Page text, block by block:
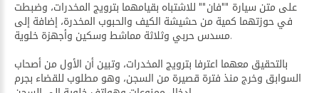
على متن سيارة ""فان"" للاشتباه بقيامهما بترويج المخدرات، وضبطت
في حوزتهما كمية من حشيشة الكيف والحبوب المخدرة، إضافة إلى
مسدس حربي وثلاثة مماشط وسكين وأجهزة خلوية.
بالتحقيق معهما اعترفا بترويج المخدرات، وتبين أن الأول من أصحاب
السوابق وخرج منذ فترة قصيرة من السجن، وهو مطلوب للقضاء بجرم